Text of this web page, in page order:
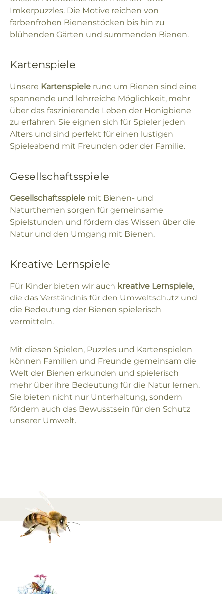
Imkerpuzzles. Die Motive reichen von
farbenfrohen Bienenstöcken bis hin zu
blühenden Gärten und summenden Bienen.
Kartenspiele
Unsere Kartenspiele rund um Bienen sind eine
spannende und lehrreiche Möglichkeit, mehr
über das faszinierende Leben der Honigbiene
zu erfahren. Sie eignen sich für Spieler jeden
Alters und sind perfekt für einen lustigen
Spieleabend mit Freunden oder der Familie.
Gesellschaftsspiele
Gesellschaftsspiele mit Bienen- und
Naturthemen sorgen für gemeinsame
Spielstunden und fördern das Wissen über die
Natur und den Umgang mit Bienen.
Kreative Lernspiele
Für Kinder bieten wir auch kreative Lernspiele,
die das Verständnis für den Umweltschutz und
die Bedeutung der Bienen spielerisch
vermitteln.
Mit diesen Spielen, Puzzles und Kartenspielen
können Familien und Freunde gemeinsam die
Welt der Bienen erkunden und spielerisch
mehr über ihre Bedeutung für die Natur lernen.
Sie bieten nicht nur Unterhaltung, sondern
fördern auch das Bewusstsein für den Schutz
unserer Umwelt.